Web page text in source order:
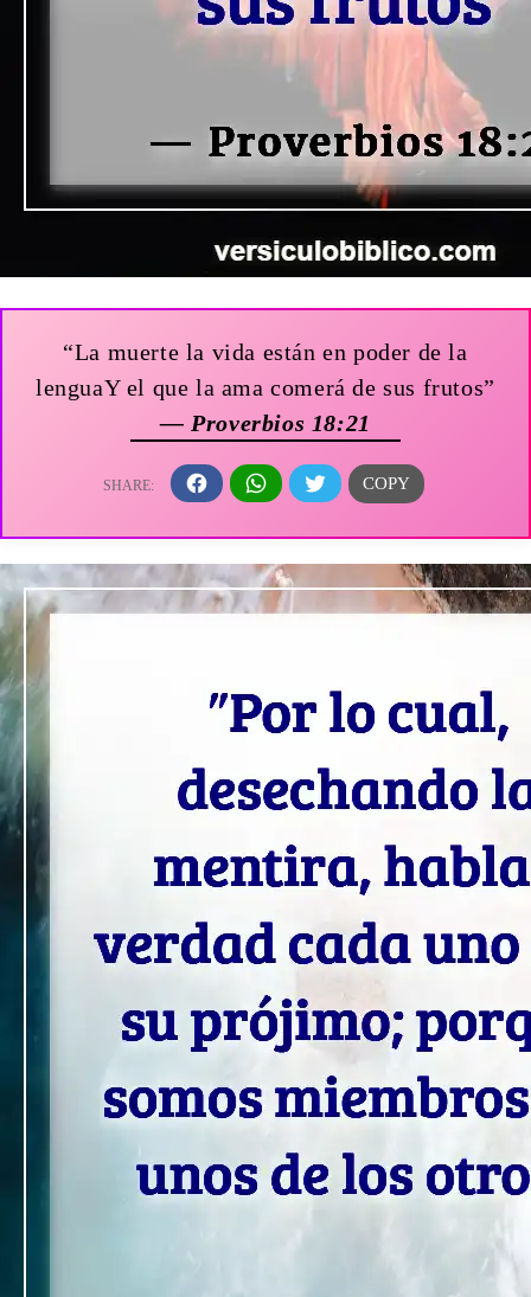
“La muerte la vida están en poder de la
lenguaY el que la ama comerá de sus frutos”
— Proverbios 18:21